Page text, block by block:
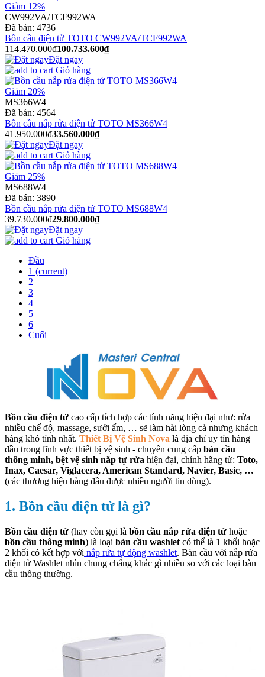
Giảm 12%
CW992VA/TCF992WA
Đã bán: 4736
Bồn cầu điện tử TOTO CW992VA/TCF992WA
114.470.000₫100.733.600₫
Đặt ngay
Giỏ hàng
Giảm 20%
MS366W4
Đã bán: 4564
Bồn cầu nắp rửa điện tử TOTO MS366W4
41.950.000₫33.560.000₫
Đặt ngay
Giỏ hàng
Giảm 25%
MS688W4
Đã bán: 3890
Bồn cầu nắp rửa điện tử TOTO MS688W4
39.730.000₫29.800.000₫
Đặt ngay
Giỏ hàng
Đầu
1 (current)
2
3
4
5
6
Cuối
Bồn cầu điện tử cao cấp tích hợp các tính năng hiện đại như: rửa
nhiều chế độ, massage, sưởi ấm, … sẽ làm hài lòng cả nhưng khách
hàng khó tính nhất. Thiết Bị Vệ Sinh Nova là địa chỉ uy tín hàng
đầu trong lĩnh vực thiết bị vệ sinh - chuyên cung cấp bàn cầu
thông minh, bệt vệ sinh nắp tự rửa hiện đại, chính hãng từ: Toto,
Inax, Caesar, Viglacera, American Standard, Navier, Basic, …
(các thương hiệu hàng đầu được nhiều người tin dùng).
1. Bồn cầu điện tử là gì?
Bồn cầu điện tử (hay còn gọi là bồn cầu nắp rửa điện tử hoặc
bồn cầu thông minh) là loại bàn cầu washlet có thể là 1 khối hoặc
2 khối có kết hợp với nắp rửa tự động washlet. Bàn cầu với nắp rửa
điện tử Washlet nhìn chung chẳng khác gì nhiều so với các loại bàn
cầu thông thường.